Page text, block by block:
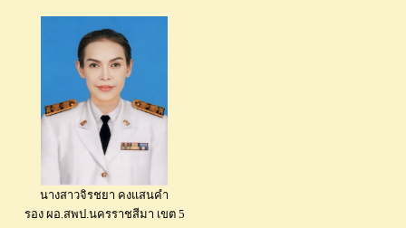
นางสาวจิรชยา คงแสนคำ
รอง ผอ.สพป.นครราชสีมา เขต 5